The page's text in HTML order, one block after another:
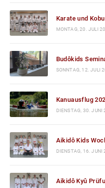
Karate und
MONTAG, 20. JULI
Budôkids
SONNTAG, 12. JULI
Kanuausflug
DIENSTAG, 30. JUNI
Aikidô Kids
DIENSTAG, 16. JUNI
Aikidô Kyû